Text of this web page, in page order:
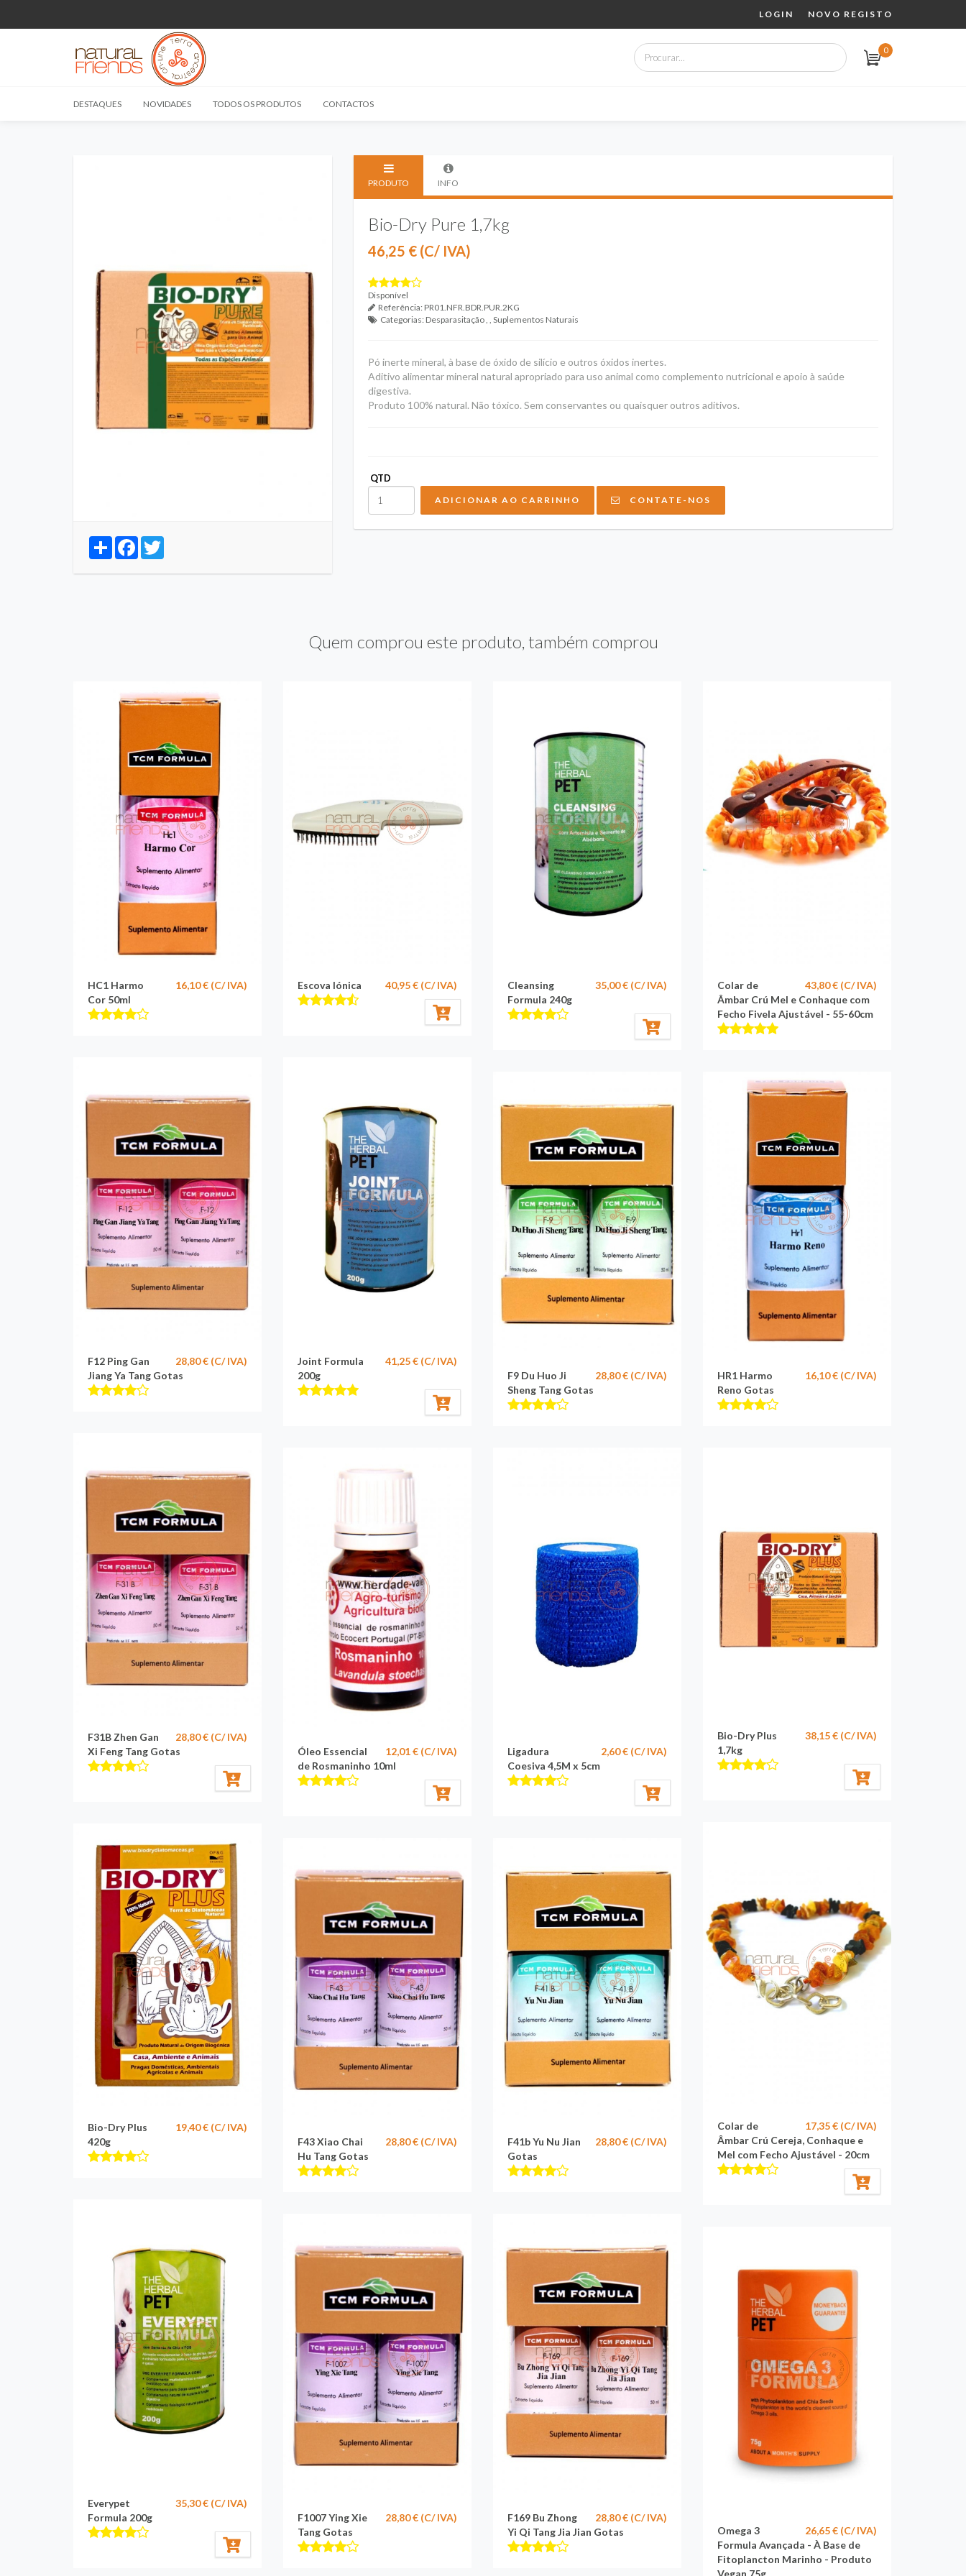
LOGIN NOVO REGISTO
0
DESTAQUES NOVIDADES TODOS OS PRODUTOS CONTACTOS
Share Facebook
PRODUTO INFO
Bio-Dry Pure 1,7kg
46,25 € (C/ IVA)
Disponível
Referência: PR01.NFR.BDR.PUR.2KG
Categorias: Desparasitação Suplementos Naturais
Pó inerte mineral, à base de óxido de silício e outros óxidos inertes.
Aditivo alimentar mineral natural apropriado para uso animal como complemento nutricional e apoio à saúde
digestiva.
Produto 100% natural. Não tóxico. Sem conservantes ou quaisquer outros aditivos.
QTD
ADICIONAR AO CARRINHO CONTATE-NOS
Quem comprou este produto, também comprou
16,10 € (C/ IVA)
HC1 Harmo
Cor 50ml
40,95 € (C/ IVA)
Escova Iónica 35,00 € (C/ IVA)
Cleansing
Formula 240g
43,80 € (C/ IVA)
Colar de
Âmbar Crú Mel e Conhaque com
Fecho Fivela Ajustável - 55-60cm
28,80 € (C/ IVA)
F12 Ping Gan
Jiang Ya Tang Gotas
41,25 € (C/ IVA)
Joint Formula
200g
28,80 € (C/ IVA)
F9 Du Huo Ji
Sheng Tang Gotas
16,10 € (C/ IVA)
HR1 Harmo
Reno Gotas
28,80 € (C/ IVA)
F31B Zhen Gan
Xi Feng Tang Gotas
12,01 € (C/ IVA)
Óleo Essencial
de Rosmaninho 10ml
2,60 € (C/ IVA)
Ligadura
Coesiva 4,5M x 5cm
38,15 € (C/ IVA)
Bio-Dry Plus
1,7kg
17,35 € (C/ IVA)
Colar de
Âmbar Crú Cereja, Conhaque e
Mel com Fecho Ajustável - 20cm
19,40 € (C/ IVA)
Bio-Dry Plus
420g
28,80 € (C/ IVA)
F43 Xiao Chai
Hu Tang Gotas
28,80 € (C/ IVA)
F41b Yu Nu Jian
Gotas
35,30 € (C/ IVA)
Everypet
Formula 200g
28,80 € (C/ IVA)
F1007 Ying Xie
Tang Gotas
28,80 € (C/ IVA)
F169 Bu Zhong
Yi Qi Tang Jia Jian Gotas
26,65 € (C/ IVA)
Omega 3
Formula Avançada - À Base de
Fitoplancton Marinho - Produto